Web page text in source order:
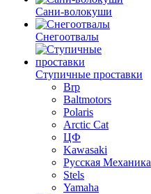
Сани-волокуши
Снегоотвалы
Ступичные проставки
Brp
Baltmotors
Polaris
Arctic Cat
ЦФ
Kawasaki
Русская Механика
Stels
Yamaha